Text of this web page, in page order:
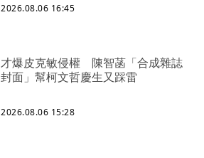
2026.08.06 16:45
才爆皮克敏侵權 陳智菡「合成雜誌
封面」幫柯文哲慶生又踩雷
2026.08.06 15:28